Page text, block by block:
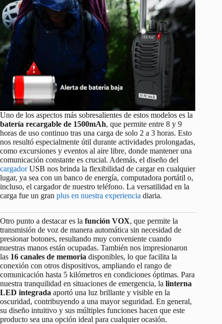
Uno de los aspectos más sobresalientes de estos modelos es la
batería recargable de 1500mAh, que permite entre 8 y 9
horas de uso continuo tras una carga de solo 2 a 3 horas. Esto
nos resultó especialmente útil durante actividades prolongadas,
como excursiones y eventos al aire libre, donde mantener una
comunicación constante es crucial. Además, el diseño del
cargadorUSB nos brinda la flexibilidad de cargar en cualquier
lugar, ya sea con un banco de energía, computadora portátil o,
incluso, el cargador de nuestro teléfono. La versatilidad en la
carga fue un gran plus en nuestra experiencia diaria.
Otro punto a destacar es la función VOX, que permite la
transmisión de voz de manera automática sin necesidad de
presionar botones, resultando muy conveniente cuando
nuestras manos están ocupadas. También nos impresionaron
las 16 canales de memoria disponibles, lo que facilita la
conexión con otros dispositivos, ampliando el rango de
comunicación hasta 5 kilómetros en condiciones óptimas. Para
nuestra tranquilidad en situaciones de emergencia, la linterna
LED integrada aportó una luz brillante y visible en la
oscuridad, contribuyendo a una mayor seguridad. En general,
su diseño intuitivo y sus múltiples funciones hacen que este
producto sea una opción ideal para cualquier ocasión.